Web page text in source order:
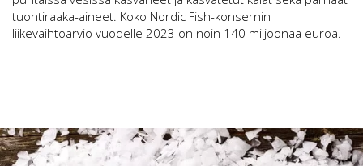
tuontiraaka-aineet. Koko Nordic Fish-konsernin
liikevaihtoarvio vuodelle 2023 on noin 140 miljoonaa euroa.